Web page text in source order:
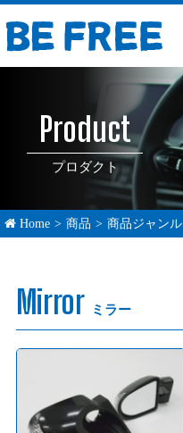
Product
プロダクト
Home > 商品 > 商品ジャンル
Mirror ミラー